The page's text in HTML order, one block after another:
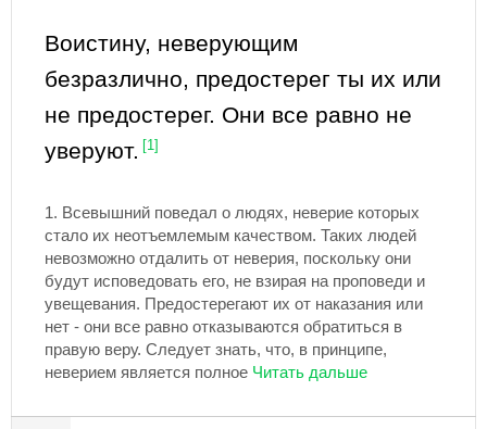
Воистину, неверующим
безразлично, предостерег ты их или
не предостерег. Они все равно не
уверуют.
[1]
1. Всевышний поведал о людях, неверие которых
стало их неотъемлемым качеством. Таких людей
невозможно отдалить от неверия, поскольку они
будут исповедовать его, не взирая на проповеди и
увещевания. Предостерегают их от наказания или
нет - они все равно отказываются обратиться в
правую веру. Следует знать, что, в принципе,
неверием является полное